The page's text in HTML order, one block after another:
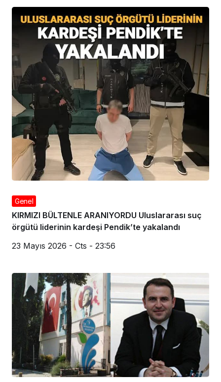
Genel
KIRMIZI BÜLTENLE ARANIYORDU Uluslararası suç
örgütü liderinin kardeşi Pendik’te yakalandı
23 Mayıs 2026 - Cts - 23:56